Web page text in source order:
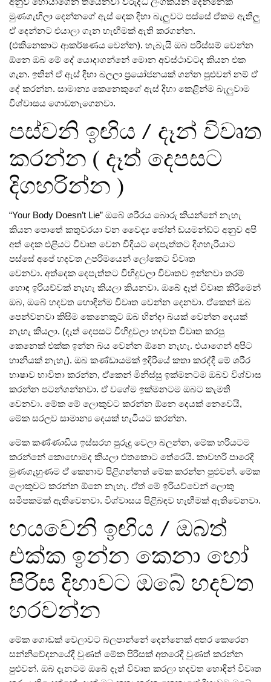
මුණගැහිලා දෙන්නගේ ඇස්‌ දෙක දිහා බැලුවට පස්සේ ඒකම ඇතිලු
ඒ දෙන්නට එයාලා ගැන හැඟීමක්‌ ඇති කරගන්න.
(එකිනෙකාට ආකර්ෂණය වෙන්න). හැබැයි ඔබ පරිස්සම්‌ වෙන්න
ඕනෙ ඔබ මේ දේ යොදාගන්නේ මොන අවස්ථාවටද කියන එක
ගැන. ඉතින්‌ ඒ ඇස්‌ දිහා බලලා ප්‍රයෝජනයක්‌ ගන්න පුළුවන්‌ නම්‌ ඒ
දේ කරන්න. සාමාන්‍ය කෙනෙකුගේ ඇස්‌ දිහා කෙළින්ම බැලුවාම
විශ්වාසය ගොඩනැගෙනවා.
පස්වනි ඉඟිය / දෑන්‌ විවෘත
කරන්න ( දෑත් දෙපසට
දිගහරින්න )
“Your Body Doesn’t Lie” ඔබේ ශරීරය බොරු කියන්නේ නැහැ
කියන පොතේ කතුවරයා වන වෛද්‍ය ජෝන්‌ ඩයමන්ඩ්ට අනුව අපි
අත්‌ දෙක එළියට විවෘත වෙන විදියට දෙපැත්තට දිගහැරියාට
පස්සේ අපේ හදවත උපරිමයෙන්‌ ලෝකෙට විවෘත
වෙනවා. අත්‌දෙක දෙපැත්තට විහිදුවලා විවෘතව ඉන්නවා තරම්‌
හොඳ ඉරියච්වක්‌ නැහැ කියලා කියනවා. ඔබේ දෑත්‌ විවෘත කිරීමෙන්‌
ඔබ, ඔබේ හදවත හොඳින්ම විවෘත වෙන්න දෙනවා. ඒකෙන්‌ ඔබ
පෙන්වනවා කිසිම කෙනෙකුට ඔබ හින්දා බයක්‌ වෙන්න දෙයක්‌
නැහැ කියලා. (දෑත්‌ දෙපසට විහිදුවලා හදවත විවෘත කරපු
කෙනෙක්‌ එක්ක ඉන්න බය වෙන්න ඕනෙ නැහැ. එයාගෙන්‌ අපිට
හානියක්‌ නැහැ). ඔබ කණ්ඩායමක්‌ ඉදිරියේ කතා කරද්දී මේ ශරීර
භාෂාව භාවිතා කරන්න, ඒකෙන්‌ මිනිස්සු ඉක්මනටම ඔබව විශ්වාස
කරන්න පටන්ගන්නවා. ඒ වගේම ඉක්මනටම ඔබට කැමති
වෙනවා. මේක මේ ලොකුවට කරන්න ඕනෙ දෙයක්‌ නෙවෙයි,
මේක සරලව සාමාන්‍ය දෙයක්‌ හැටියට කරන්න.
මේක කණ්ණාඩිය ඉස්සරහ පුරුදු වෙලා බලන්න, මේක හරියටම
කරන්නේ කොහොමද කියලා එතකොට තේරෙයි. කාවහරි පාරෙදි
මුණගැහුණම ඒ කෙනාව පිළිගන්නත්‌ මේක කරන්න පුළුවන්‌. මේක
ලොකුවට කරන්න ඕනෙ නැහැ. ඒත්‌ මේ ඉරියව්වෙන්‌ ලොකු
සමීපකමක්‌ ඇතිවෙනවා. විශ්වාසය පිළිබඳව හැඟීමක්‌ ඇතිවෙනවා.
හයවෙනි ඉඟිය / ඔබත්‌
එක්ක ඉන්න කෙනා හෝ
පිරිස දිහාවට ඔබේ හදවත
හරවන්න
මේක ගොඩක්‌ වෙලාවට බලපාන්නේ දෙන්නෙක්‌ අතර කෙරෙන
සන්නිවේදනයේදී වුණත්‌ මේක පිරිසක්‌ අතරෙදී වුණත්‌ කරන්න
පුළුවන්‌. ඔබ දැනටම ඔබේ දෑත්‌ විවෘත කරලා හදවත හොඳින්‌ විවෘත